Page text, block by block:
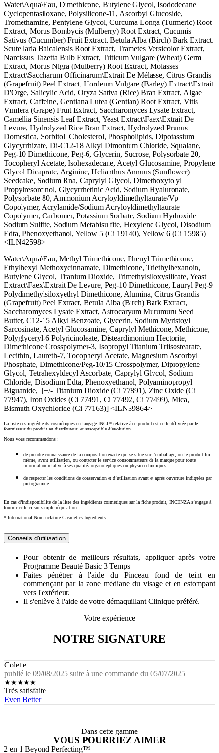
Water\Aqua\Eau, Dimethicone, Butylene Glycol, Isododecane,
Cyclopentasiloxane, Polysilicone-11, Ascorbyl Glucoside,
Tromethamine, Pentylene Glycol, Curcuma Longa (Turmeric) Root
Extract, Morus Bombycis (Mulberry) Root Extract, Cucumis
Sativus (Cucumber) Fruit Extract, Betula Alba (Birch) Bark Extract,
Scutellaria Baicalensis Root Extract, Trametes Versicolor Extract,
Narcissus Tazetta Bulb Extract, Triticum Vulgare (Wheat) Germ
Extract, Morus Nigra (Mulberry) Root Extract, Molasses
Extract\Saccharum Officinarum\Extrait De Mélasse, Citrus Grandis
(Grapefruit) Peel Extract, Hordeum Vulgare (Barley) Extract\Extrait
D'Orge, Salicylic Acid, Oryza Sativa (Rice) Bran Extract, Algae
Extract, Caffeine, Gentiana Lutea (Gentian) Root Extract, Vitis
Vinifera (Grape) Fruit Extract, Saccharomyces Lysate Extract,
Camellia Sinensis Leaf Extract, Yeast Extract\Faex\Extrait De
Levure, Hydrolyzed Rice Bran Extract, Hydrolyzed Prunus
Domestica, Sorbitol, Cholesterol, Phospholipids, Dipotassium
Glycyrrhizate, Di-C12-18 Alkyl Dimonium Chloride, Squalane,
Peg-10 Dimethicone, Peg-6, Glycerin, Sucrose, Polysorbate 20,
Tocopheryl Acetate, Isohexadecane, Acetyl Glucosamine, Propylene
Glycol Dicaprate, Arginine, Helianthus Annuus (Sunflower)
Seedcake, Sodium Rna, Caprylyl Glycol, Dimethoxytolyl
Propylresorcinol, Glycyrrhetinic Acid, Sodium Hyaluronate,
Polysorbate 80, Ammonium Acryloyldimethyltaurate/Vp
Copolymer, Acrylamide/Sodium Acryloyldimethyltaurate
Copolymer, Carbomer, Potassium Sorbate, Sodium Hydroxide,
Sodium Sulfite, Sodium Metabisulfite, Hexylene Glycol, Disodium
Edta, Phenoxyethanol, Yellow 5 (Ci 19140), Yellow 6 (Ci 15985)
<ILN42598>
Water\Aqua\Eau, Methyl Trimethicone, Phenyl Trimethicone,
Ethylhexyl Methoxycinnamate, Dimethicone, Triethylhexanoin,
Butylene Glycol, Titanium Dioxide, Trimethylsiloxysilicate, Yeast
Extract\Faex\Extrait De Levure, Peg-10 Dimethicone, Lauryl Peg-9
Polydimethylsiloxyethyl Dimethicone, Alumina, Citrus Grandis
(Grapefruit) Peel Extract, Betula Alba (Birch) Bark Extract,
Saccharomyces Lysate Extract, Astrocaryum Murumuru Seed
Butter, C12-15 Alkyl Benzoate, Glycerin, Sodium Myristoyl
Sarcosinate, Acetyl Glucosamine, Caprylyl Methicone, Methicone,
Polyglyceryl-6 Polyricinoleate, Disteardimonium Hectorite,
Dimethicone Crosspolymer-3, Isopropyl Titanium Triisostearate,
Lecithin, Laureth-7, Tocopheryl Acetate, Magnesium Ascorbyl
Phosphate, Dimethicone/Peg-10/15 Crosspolymer, Dipropylene
Glycol, Tetrahexyldecyl Ascorbate, Caprylyl Glycol, Sodium
Chloride, Disodium Edta, Phenoxyethanol, Polyaminopropyl
Biguanide, [+/- Titanium Dioxide (Ci 77891), Zinc Oxide (Ci
77947), Iron Oxides (Ci 77491, Ci 77492, Ci 77499), Mica,
Bismuth Oxychloride (Ci 77163)] <ILN39864>
La liste des ingrédients cosmétiques en langage INCI * relative à ce produit est celle délivrée par le
fournisseur du produit au distributeur, et susceptible d’évolution.
Nous vous recommandons :
de prendre connaissance de la composition exacte qui se situe sur l’emballage, ou le produit lui-
même, avant utilisation, ou contacter le service consommateurs de la marque pour toute
information relative à ses qualités organoleptiques ou physico-chimiques,
de respecter les conditions de conservation et d’utilisation avant et après ouverture indiquées par
pictogramme.
En cas d’indisponibilité de la liste des ingrédients cosmétiques sur la fiche produit, INCENZA s’engage à
fournir celle-ci sur simple réquisition.
* International Nomenclature Cosmetics Ingrédients
Conseils d'utilisation
Pour obtenir de meilleurs résultats, appliquer après votre
Programme Beauté Basic 3 Temps.
Faites pénétrer à l'aide du Pinceau fond de teint en
commençant par la zone médiane du visage et en estompant
vers l'extérieur.
Il s'enlève à l'aide de votre démaquillant Clinique préféré.
Votre expérience
NOTRE SIGNATURE
Colette
publié le 09/08/2025 suite à une commande du 05/07/2025
★★★★★
Très satisfaite
Even Better
Dans cette gamme
VOUS POURRIEZ AIMER
2 en 1 Beyond Perfecting™